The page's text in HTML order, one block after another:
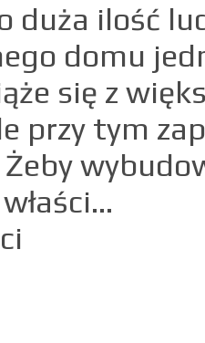
duża ilość
domu
się z
przy tym